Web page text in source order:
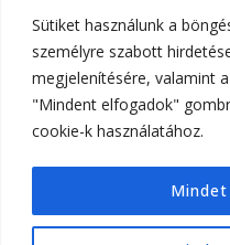
Sütiket használunk a
személyre szabott
megjelenítésére, valamint
"Mindent elfogadok"
cookie-k használatához.
Tudomány
© Szerzői jog 2026
fenntartva.Hello
Themes